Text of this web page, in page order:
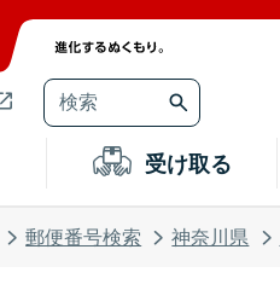
受け取る
郵便番号検索 神奈川県